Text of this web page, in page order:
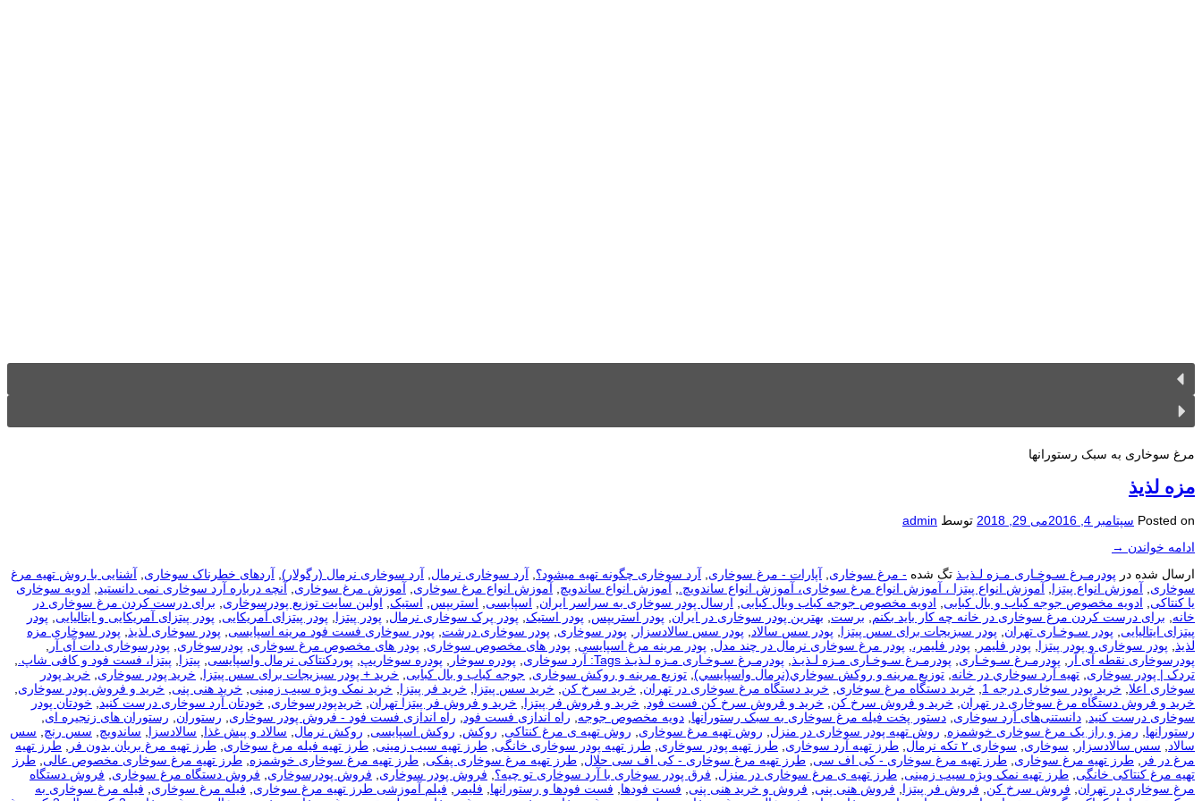
مرغ سوخاری به سبک رستورانها
مزه لذیذ
Posted on سپتامبر 4, 2016 می 29, 2018 توسط admin
ادامه خواندن →
ارسال شده در پودرمـرغ سـوخـاری مـزه لـذیـذ تگ شده - مرغ سوخاری, آپارات - مرغ سوخاری, آرد سوخاری چگونه تهیه میشود؟, آرد سوخاری نرمال, آرد سوخاری نرمال (رگولار), آردهای خطرناک سوخاری, آشنایی با روش تهیه مرغ
سوخاری, آموزش انواع پیتزا, آموزش انواع پیتزا ، آموزش انواع مرغ سوخاری، آموزش انواع ساندویچ., آموزش انواع ساندویچ, آموزش انواع مرغ سوخاری, آموزش مرغ سوخاری, آنچه درباره آرد سوخاری نمی دانستید, ادویه سوخاری
یا کنتاکی, ادویه مخصوص جوجه کباب و بال کبابی, ادویه مخصوص جوجه کباب وبال کبابی, ارسال پودر سوخاری به سراسر ایران, اسپایسی, استریپس, استیک, اولین سایت توزیع پودرسوخاری, برای درست كردن مرغ سوخاری در
خانه, برای درست كردن مرغ سوخاری در خانه چه كار باید بكنم, برست, بهترین پودر سوخاری در ایران, پودر استریپس, پودر استیک, پودر پرک سوخاری نرمال, پودر پیتزا, پودر پیتزای آمریکایی, پودر پیتزای آمریکایی و ایتالیایی, پودر
پیتزای ایتالیایی, پودر سـوخـاری تهران, پودر سبزیجات برای سس پیتزا, پودر سس سالاد, پودر سس سالادسزار , پودر سوخاری, پودر سوخاری درشت, پودر سوخاری فست فود مرینه اسپایسی, پودر سوخاری لذیذ, پودر سوخاری مزه
لذیذ, پودر سوخاری و پودر پیتزا, پودر فلیمر , پودر فلیمر،, پودر مرغ سوخاری نرمال در چند مدل, پودر مرینه مرغ اسپایسی, پودر های مخصوص سوخاری, پودر های مخصوص مرغ سوخاری, پودرسوخاری, پودرسوخاری دات آی آر ,
پودرسوخاری نقطه آی آر , پودرمـرغ سـوخـاری, پودرمـرغ سـوخـاری مـزه لـذیـذ, پودرمـرغ سـوخـاری مـزه لـذیـذ Tags: آرد سوخاری , پودره سوخار , پودره سوخاریپ, پوردکنتاکی نرمال واسپایسی, پیتزا, پیتزا، فست فود و کافی شاپ.,
تردک | پودر سوخاری, تهيه آرد سوخاري در خانه, توزيع مرينه و روکش سوخاري(نرمال واسپايسي), توزیع مرینه و روکش سوخاری, جوجه کباب و بال کبابی, خرید + پودر سبزیجات برای سس پیتزا, خرید پودر سوخاری, خرید پودر
سوخاری اعلا, خرید پودر سوخاری درجه 1 , خرید دستگاه مرغ سوخاری, خرید دستگاه مرغ سوخاری در تهران, خرید سرخ کن, خرید سس پیتزا, خرید فر پیتزا, خرید نمک ویژه سیب زمینی, خرید هنی پنی, خرید و فروش پودر سوخاری,
خرید و فروش دستگاه مرغ سوخاری در تهران, خرید و فروش سرخ کن, خرید و فروش سرخ کن فست فود, خرید و فروش فر پیتزا, خرید و فروش فر پیتزا تهران, خریدپودرسوخاری, خودتان آرد سوخاری درست کنید, خودتان پودر
سوخاری درست کنید, دانستنی‌های آرد سوخاری, دستور پخت فیله مرغ سوخاری به سبک رستورانها, دویه مخصوص جوجه, راه اندازی فست فود, راه اندازی فست فود - فروش پودر سوخاری, رستوران, رستوران های زنجیره ای,
رستورانها, رمز و راز یک مرغ سوخاری خوشمزه, روش تهیه پودر سوخاری در منزل, روش تهیه مرغ سوخاری, روش تهیه ی مرغ کنتاکی, روکش, روکش اسپایسی, روکش نرمال, سالاد و پیش غذا, سالادسزا, ساندویچ, سس رنچ, سس
سالاد, سس سالادسزار , سوخاری, سوخاری ۲ تکه نرمال , طرز تهیه آرد سوخاری, طرز تهیه پودر سوخاری, طرز تهیه پودر سوخاری خانگی, طرز تهیه سیب زمینی, طرز تهیه فیله مرغ سوخاری, طرز تهیه مرغ بریان بدون فر , طرز تهیه
مرغ در فر , طرز تهیه مرغ سوخاری, طرز تهیه مرغ سوخاری - کی اف سی, طرز تهیه مرغ سوخاری - کی اف سی حلال, طرز تهیه مرغ سوخاری پفکی, طرز تهیه مرغ سوخاری خوشمزه, طرز تهیه مرغ سوخاری مخصوص عالی, طرز
تهیه مرغ کنتاکی خانگی, طرز تهیه نمک ویژه سیب زمینی, طرز تهیه ی مرغ سوخاری در منزل, فرق پودر سوخاری با آرد سوخاری تو چیه؟, فروش پودر سوخاری, فروش پودرسوخاری, فروش دستگاه مرغ سوخاری, فروش دستگاه
مرغ سوخاری در تهران, فروش سرخ کن, فروش فر پیتزا, فروش هنی پنی, فروش و خرید هنی پنی, فست فودها, فست فودها و رستورانها, فلیمر , فیلم آموزشی طرز تهیه مرغ سوخاری, فیله مرغ سوخاری, فیله مرغ سوخاری به